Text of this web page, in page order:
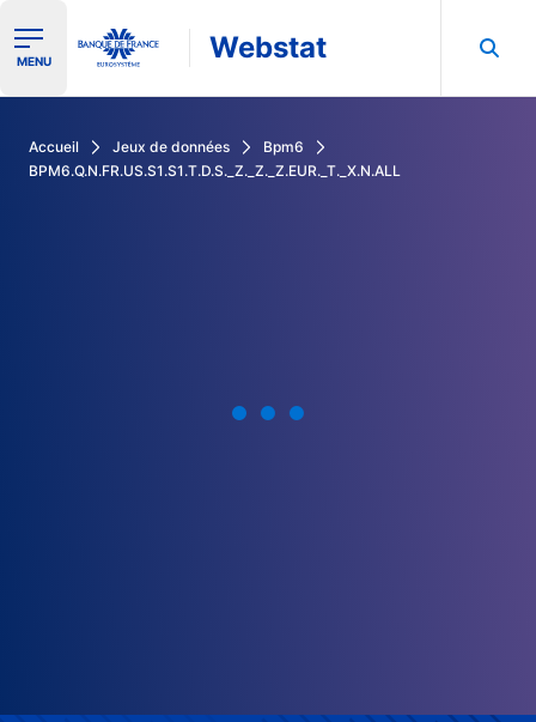
Ouvrir le menu de navigation
MENU Webstat
Accueil Jeux de données
Bpm6
BPM6.Q.N.FR.US.S1.S1.T.D.S._Z._Z._Z.EUR._T._X.N.ALL